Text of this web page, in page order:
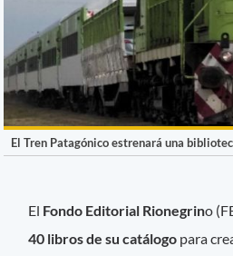
El Tren Patagónico estrenará una
El Fondo Editorial Rionegrino
40 libros de su catálogo para